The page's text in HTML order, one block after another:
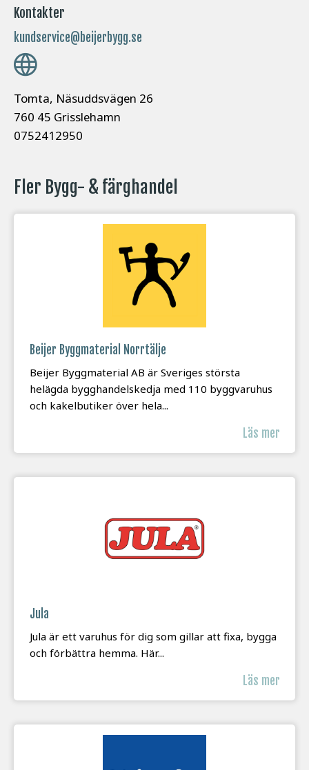
Kontakter
kundservice@beijerbygg.se
Tomta, Näsuddsvägen 26
760 45 Grisslehamn
0752412950
Fler Bygg- & färghandel
Beijer Byggmaterial Norrtälje
Beijer Byggmaterial AB är Sveriges största
helägda bygghandelskedja med 110 byggvaruhus
och kakelbutiker över hela...
Läs mer
Jula
Jula är ett varuhus för dig som gillar att fixa, bygga
och förbättra hemma. Här...
Läs mer